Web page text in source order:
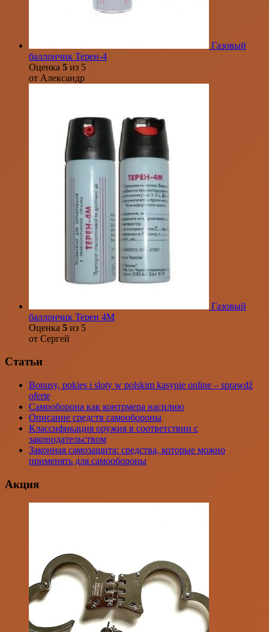
Газовый
баллончик Терен-4
Оценка 5 из 5
от Александр
Газовый
баллончик Терен 4М
Оценка 5 из 5
от Сергей
Статьи
Bonusy, pokies i sloty w polskim kasynie online – sprawdź
ofertę
Самооборона как контрмера насилию
Описание средств самообороны
Классификация оружия в соответствии с
законодательством
Законная самозащита: средства, которые можно
применять для самообороны
Акция